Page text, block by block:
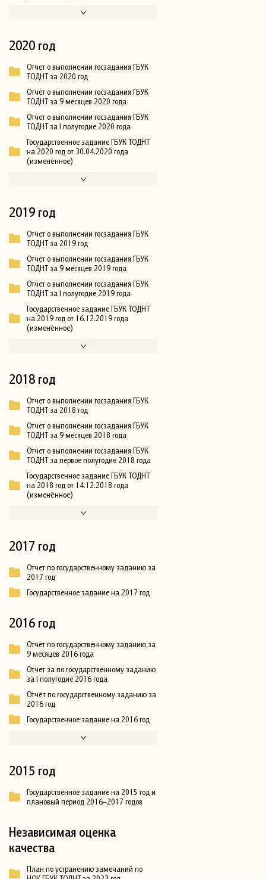
2020 год
Отчет о выполнении госзадания ГБУК
ТОДНТ за 2020 год
Отчет о выполнении госзадания ГБУК
ТОДНТ за 9 месяцев 2020 года
Отчет о выполнении госзадания ГБУК
ТОДНТ за I полугодие 2020 года
Государственное задание ГБУК ТОДНТ
на 2020 год от 30.04.2020 года
(изменённое)
2019 год
Отчет о выполнении госзадания ГБУК
ТОДНТ за 2019 год
Отчет о выполнении госзадания ГБУК
ТОДНТ за 9 месяцев 2019 года
Отчет о выполнении госзадания ГБУК
ТОДНТ за I полугодие 2019 года
Государственное задание ГБУК ТОДНТ
на 2019 год от 16.12.2019 года
(изменённое)
2018 год
Отчет о выполнении госзадания ГБУК
ТОДНТ за 2018 год
Отчет о выполнении госзадания ГБУК
ТОДНТ за 9 месяцев 2018 года
Отчет о выполнении госзадания ГБУК
ТОДНТ за первое полугодие 2018 года
Государственное задание ГБУК ТОДНТ
на 2018 год от 14.12.2018 года
(изменённое)
2017 год
Отчет по государственному заданию за
2017 год
Государственное задание на 2017 год
2016 год
Отчет по государственному заданию за
9 месяцев 2016 года
Отчет за по государственному заданию
за I полугодие 2016 года
Отчёт по государственному заданию за
2016 год
Государственное задание на 2016 год
2015 год
Государственное задание на 2015 год и
плановый период 2016–2017 годов
Независимая оценка
качества
План по устранению замечаний по